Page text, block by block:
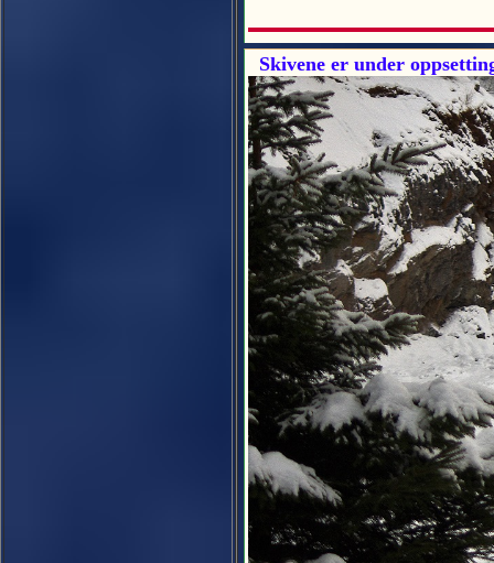
Skivene er under